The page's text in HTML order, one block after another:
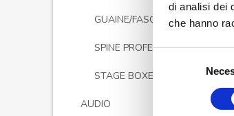
di analisi dei
che hanno
del
GUAINE/FASCETTE/ACCESSORI
SPINE PROFESSIONALI
STAGE BOXES
AUDIO